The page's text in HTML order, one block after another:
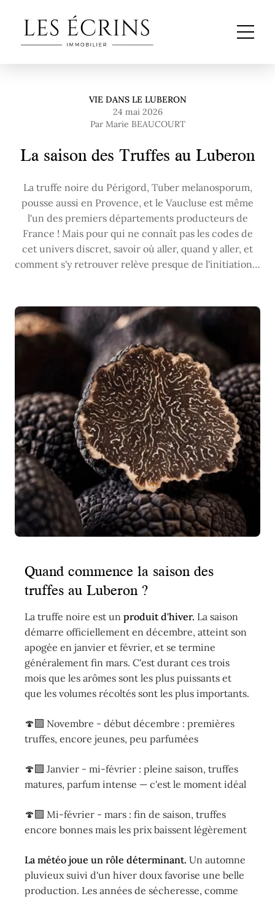
VIE DANS LE LUBERON
24 mai 2026
Par Marie BEAUCOURT
La saison des Truffes au Luberon
La truffe noire du Périgord, Tuber melanosporum,
pousse aussi en Provence, et le Vaucluse est même
l'un des premiers départements producteurs de
France ! Mais pour qui ne connaît pas les codes de
cet univers discret, savoir où aller, quand y aller, et
comment s'y retrouver relève presque de l'initiation…
Quand commence la saison des
truffes au Luberon ?
La truffe noire est un produit d'hiver. La saison
démarre officiellement en décembre, atteint son
apogée en janvier et février, et se termine
généralement fin mars. C'est durant ces trois
mois que les arômes sont les plus puissants et
que les volumes récoltés sont les plus importants.
🍄‍🟫 Novembre - début décembre : premières
truffes, encore jeunes, peu parfumées
🍄‍🟫 Janvier - mi-février : pleine saison, truffes
matures, parfum intense — c'est le moment idéal
🍄‍🟫 Mi-février - mars : fin de saison, truffes
encore bonnes mais les prix baissent légèrement
La météo joue un rôle déterminant. Un automne
pluvieux suivi d'un hiver doux favorise une belle
production. Les années de sécheresse, comme